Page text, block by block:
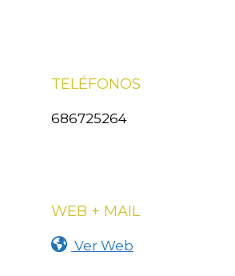
TELÉFONOS
686725264
WEB + MAIL
Ver Web